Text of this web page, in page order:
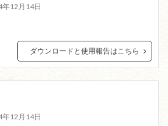
年12月14日
ダウンロードと使用報告はこちら
年12月14日